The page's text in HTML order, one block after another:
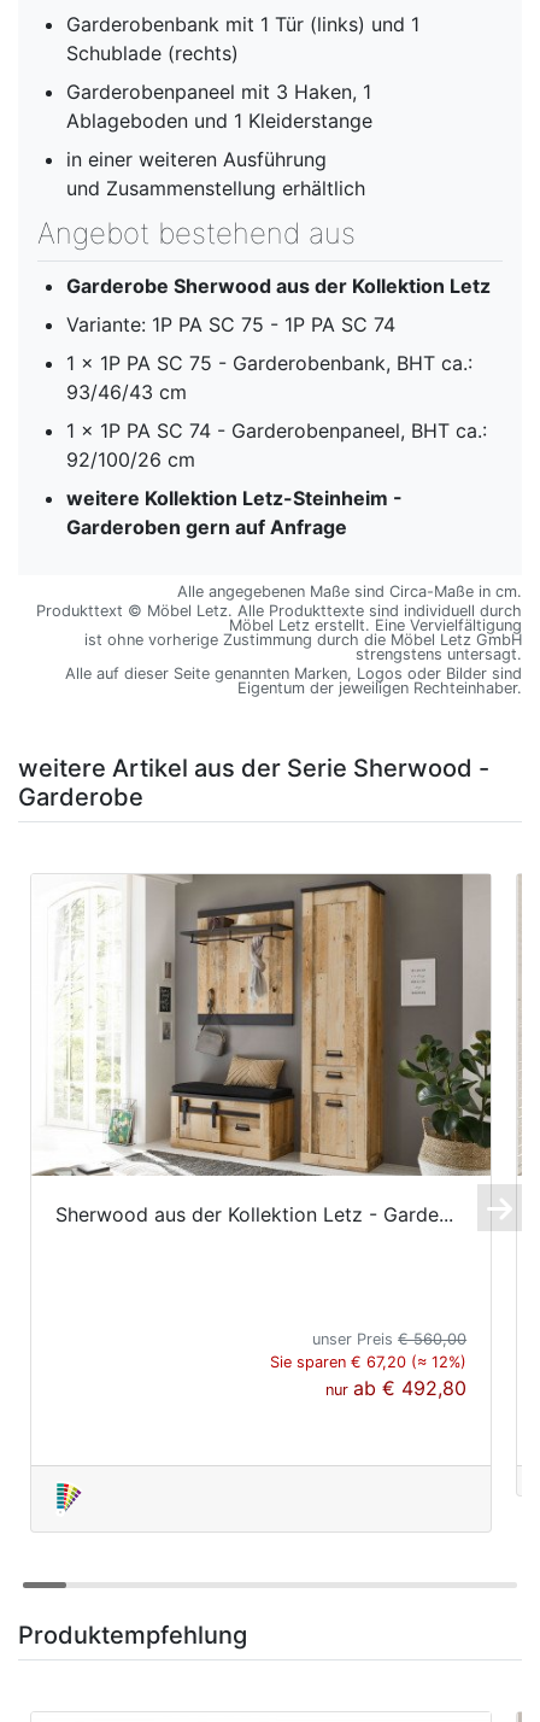
Garderobenbank mit 1 Tür (links) und 1
Schublade (rechts)
Garderobenpaneel mit 3 Haken, 1
Ablageboden und 1 Kleiderstange
in einer weiteren Ausführung
und Zusammenstellung erhältlich
Angebot bestehend aus
Garderobe Sherwood aus der Kollektion Letz
Variante: 1P PA SC 75 - 1P PA SC 74
1 x 1P PA SC 75 - Garderobenbank, BHT ca.:
93/46/43 cm
1 x 1P PA SC 74 - Garderobenpaneel, BHT ca.:
92/100/26 cm
weitere Kollektion Letz-Steinheim -
Garderoben gern auf Anfrage
Alle angegebenen Maße sind Circa-Maße in cm.
Produkttext © Möbel Letz. Alle Produkttexte sind individuell durch
Möbel Letz erstellt. Eine Vervielfältigung
ist ohne vorherige Zustimmung durch die Möbel Letz GmbH
strengstens untersagt.
Alle auf dieser Seite genannten Marken, Logos oder Bilder sind
Eigentum der jeweiligen Rechteinhaber.
weitere Artikel aus der Serie Sherwood -
Garderobe
Sherwood aus der Kollektion Letz - Garde...
unser Preis€ 560,00
Sie sparen € 67,20 (≈ 12%)
nurab€ 492,80
Produktempfehlung